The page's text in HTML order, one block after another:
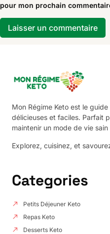
pour mon prochain
Mon Régime Keto est le
délicieuses et faciles. Parfait
maintenir un mode de vie
Explorez, cuisinez, et
Categories
Petits Déjeuner Keto
Repas Keto
Desserts Keto